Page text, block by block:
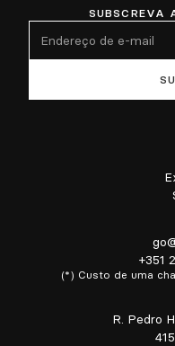
SUBSCREVA
+351
(*) Custo de uma
R. Pedro